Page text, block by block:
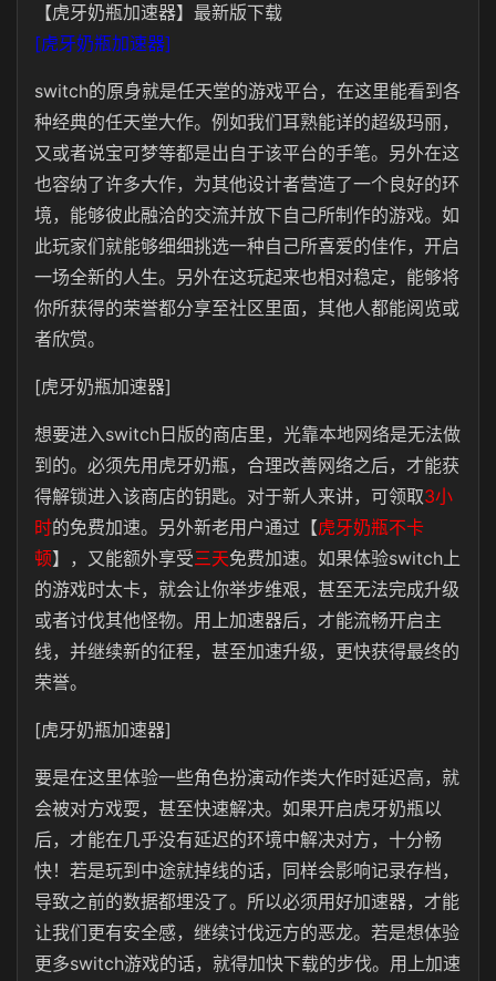
【虎牙奶瓶加速器】最新版下载
[虎牙奶瓶加速器]
switch的原身就是任天堂的游戏平台，在这里能看到各
种经典的任天堂大作。例如我们耳熟能详的超级玛丽，
又或者说宝可梦等都是出自于该平台的手笔。另外在这
也容纳了许多大作，为其他设计者营造了一个良好的环
境，能够彼此融洽的交流并放下自己所制作的游戏。如
此玩家们就能够细细挑选一种自己所喜爱的佳作，开启
一场全新的人生。另外在这玩起来也相对稳定，能够将
你所获得的荣誉都分享至社区里面，其他人都能阅览或
者欣赏。
[虎牙奶瓶加速器]
想要进入switch日版的商店里，光靠本地网络是无法做
到的。必须先用虎牙奶瓶，合理改善网络之后，才能获
得解锁进入该商店的钥匙。对于新人来讲，可领取3小
时的免费加速。另外新老用户通过【虎牙奶瓶不卡
顿】，又能额外享受三天免费加速。如果体验switch上
的游戏时太卡，就会让你举步维艰，甚至无法完成升级
或者讨伐其他怪物。用上加速器后，才能流畅开启主
线，并继续新的征程，甚至加速升级，更快获得最终的
荣誉。
[虎牙奶瓶加速器]
要是在这里体验一些角色扮演动作类大作时延迟高，就
会被对方戏耍，甚至快速解决。如果开启虎牙奶瓶以
后，才能在几乎没有延迟的环境中解决对方，十分畅
快！若是玩到中途就掉线的话，同样会影响记录存档，
导致之前的数据都埋没了。所以必须用好加速器，才能
让我们更有安全感，继续讨伐远方的恶龙。若是想体验
更多switch游戏的话，就得加快下载的步伐。用上加速